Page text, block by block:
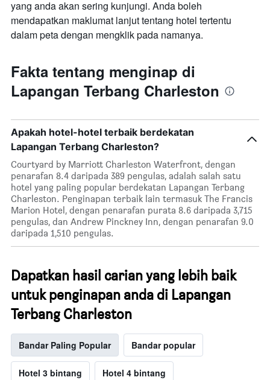
yang anda akan sering kunjungi. Anda boleh
mendapatkan maklumat lanjut tentang hotel tertentu
dalam peta dengan mengklik pada namanya.
Fakta tentang menginap di
Lapangan Terbang Charleston
Apakah hotel-hotel terbaik berdekatan
Lapangan Terbang Charleston?
Courtyard by Marriott Charleston Waterfront, dengan
penarafan 8.4 daripada 389 pengulas, adalah salah satu
hotel yang paling popular berdekatan Lapangan Terbang
Charleston. Penginapan terbaik lain termasuk The Francis
Marion Hotel, dengan penarafan purata 8.6 daripada 3,715
pengulas, dan Andrew Pinckney Inn, dengan penarafan 9.0
daripada 1,510 pengulas.
Dapatkan hasil carian yang lebih baik
untuk penginapan anda di Lapangan
Terbang Charleston
Bandar Paling Popular Bandar popular
Hotel 3 bintang Hotel 4 bintang